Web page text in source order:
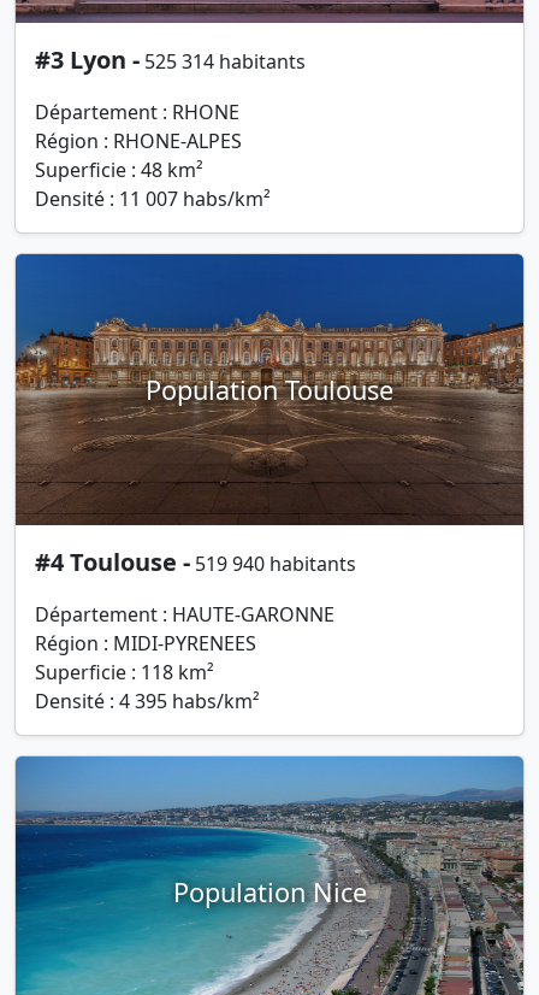
#3 Lyon - 525 314 habitants
Département : RHONE
Région : RHONE-ALPES
Superficie : 48 km²
Densité : 11 007 habs/km²
Population Toulouse
#4 Toulouse - 519 940 habitants
Département : HAUTE-GARONNE
Région : MIDI-PYRENEES
Superficie : 118 km²
Densité : 4 395 habs/km²
Population Nice